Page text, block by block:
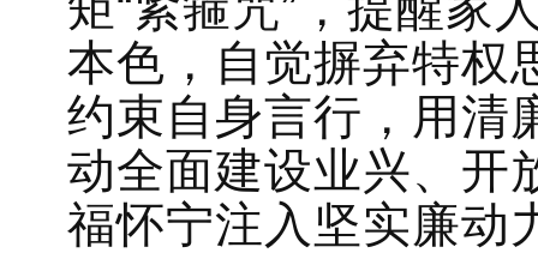
本色，自觉摒弃特权
约束自身言行，用清
动全面建设业兴、开
福怀宁注入坚实廉动